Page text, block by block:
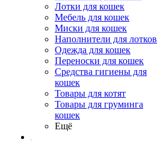
Лотки для кошек
Мебель для кошек
Миски для кошек
Наполнители для лотков
Одежда для кошек
Переноски для кошек
Средства гигиены для
кошек
Товары для котят
Товары для груминга
кошек
Ещё